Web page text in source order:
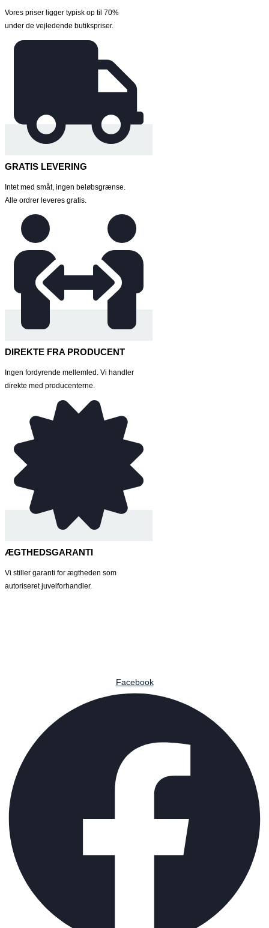
Vores priser ligger typisk op til 70%
under de vejledende butikspriser.
GRATIS LEVERING
Intet med småt, ingen beløbsgrænse.
Alle ordrer leveres gratis.
DIREKTE FRA PRODUCENT
Ingen fordyrende mellemled. Vi handler
direkte med producenterne.
ÆGTHEDSGARANTI
Vi stiller garanti for ægtheden som
autoriseret juvelforhandler.
Facebook